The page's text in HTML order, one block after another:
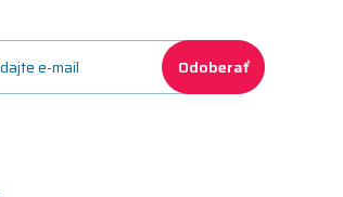
Odoberať